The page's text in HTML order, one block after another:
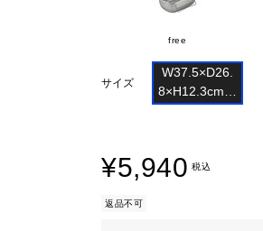
free
サイズ
W37.5×D26.
8×H12.3cm
¥5,940 税込
返品不可